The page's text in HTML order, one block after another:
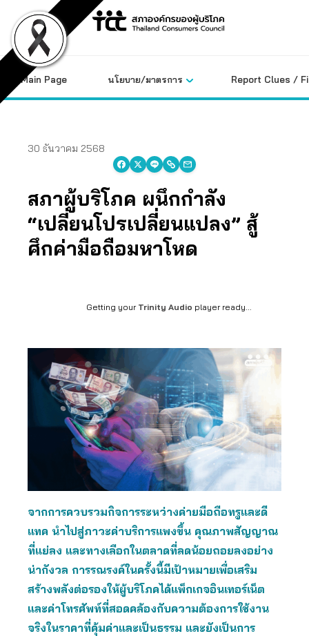
content
Main Page นโยบาย/มาตรการ Report Clues /
30 ธันวาคม 2568
สภาผู้บริโภค ผนึกกำลัง
“เปลี่ยนโปรเปลี่ยนแปลง” สู้
ศึกค่ามือถือมหาโหด
Getting your Trinity Audio player ready...
จากการควบรวมกิจการระหว่างค่ายมือถือทรูและดี
แทค นำไปสู่ภาวะค่าบริการแพงขึ้น คุณภาพสัญญาณ
ที่แย่ลง และทางเลือกในตลาดที่ลดน้อยถอยลงอย่าง
น่ากังวล การรณรงค์ในครั้งนี้มีเป้าหมายเพื่อเสริม
สร้างพลังต่อรองให้ผู้บริโภคได้แพ็กเกจอินเทอร์เน็ต
และค่าโทรศัพท์ที่สอดคล้องกับความต้องการใช้งาน
จริงในราคาที่คุ้มค่าและเป็นธรรม และยังเป็นการ